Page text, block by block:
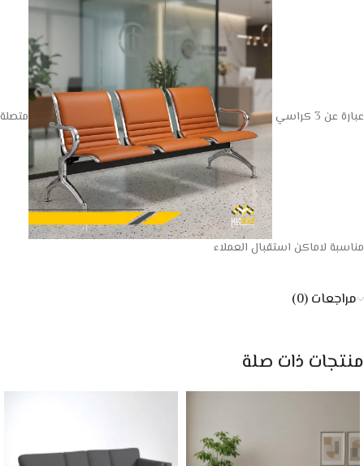
عبارة عن 3 كراسي متصلة
مناسبة لاماكن استقبال العملاء
مراجعات (0)
منتجات ذات صلة